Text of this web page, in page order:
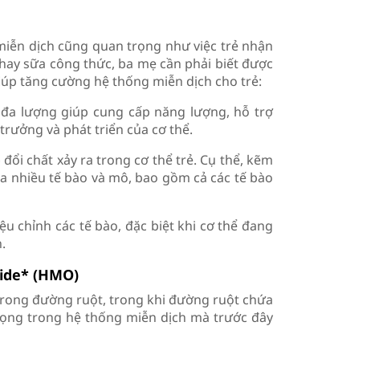
dịch cũng quan trọng như việc trẻ nhận
sữa công thức, ba mẹ cần phải biết được
tăng cường hệ thống miễn dịch cho trẻ:
lượng giúp cung cấp năng lượng, hỗ trợ
và phát triển của cơ thể.
chất xảy ra trong cơ thể trẻ. Cụ thể, kẽm
tế bào và mô, bao gồm cả các tế bào
chỉnh các tế bào, đặc biệt khi cơ thể đang
(HMO)
đường ruột, trong khi đường ruột chứa
trong hệ thống miễn dịch mà trước đây